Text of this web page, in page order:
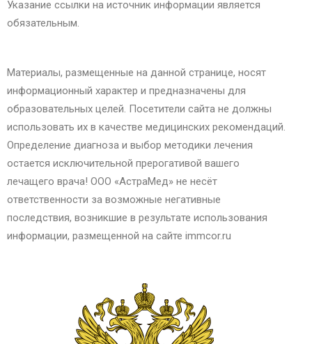
Указание ссылки на источник информации является
обязательным.
Материалы, размещенные на данной странице, носят
информационный характер и предназначены для
образовательных целей. Посетители сайта не должны
использовать их в качестве медицинских рекомендаций.
Определение диагноза и выбор методики лечения
остается исключительной прерогативой вашего
лечащего врача! ООО «АстраМед» не несёт
ответственности за возможные негативные
последствия, возникшие в результате использования
информации, размещенной на сайте immcor.ru